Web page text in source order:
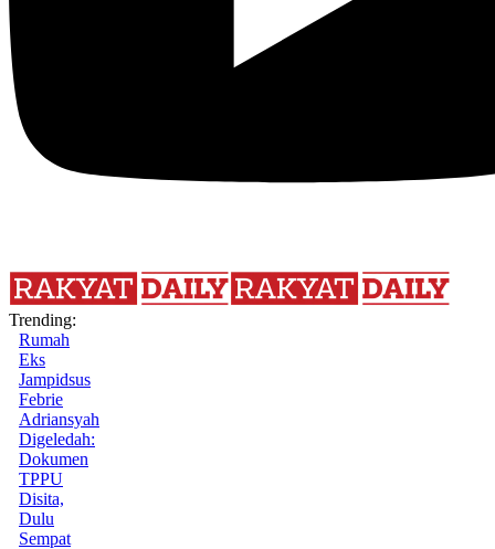
Trending:
Rumah
Eks
Jampidsus
Febrie
Adriansyah
Digeledah:
Dokumen
TPPU
Disita,
Dulu
Sempat